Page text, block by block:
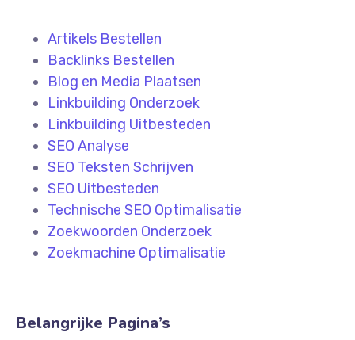
Artikels Bestellen
Backlinks Bestellen
Blog en Media Plaatsen
Linkbuilding Onderzoek
Linkbuilding Uitbesteden
SEO Analyse
SEO Teksten Schrijven
SEO Uitbesteden
Technische SEO Optimalisatie
Zoekwoorden Onderzoek
Zoekmachine Optimalisatie
Belangrijke Pagina’s